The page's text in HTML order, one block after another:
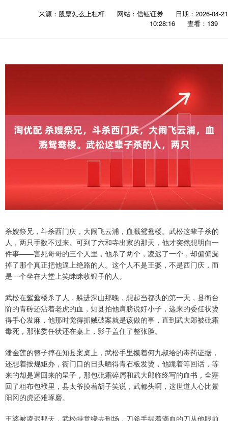
来源：股票怎么上杠杆 网站：信钰证券
日期：2026-04-21
10:28:16
查看：139
杀嫂祭兄，斗杀西门庆，大闹飞云浦，血溅鸳鸯楼。武松这辈子杀的
人，两只手数不过来。可到了六和寺出家的那天，他才突然想明白一
件事——害死哥哥的三个人里，他杀了两个，凌迟了一个，却偏偏漏
掉了那个真正把他逼上绝路的人。这个人不是王婆，不是西门庆，而
是一个坐在大堂上笑眯眯收银子的人。
武松在鸳鸯楼杀了人，躲进深山那晚，想起当都头的第一天，县衙台
阶的青砖还沾着老虎的血，知县拍他肩膀说好小子，递来的委任状烫
得手心发麻，他那时觉得抓贼破案就是该做的事，直到武大郎被砒霜
毒死，那张委任状还在桌上，影子盖住了整张脸。
潘金莲的簪子摔在知县案桌上，武松手里攥着何九叔给的毒药证据，
还想着按规矩办，衙门口的日头晒得青石板发烫，他跪着等回话，等
来的却是退回来的呈子，那包砒霜碎屑和武大郎临终写的血书，全塞
回了粗布包袱里，县太爷摸着胡子笑说，武都头啊，这世道人心比景
阳冈的虎还难琢磨。
王婆被凌迟那天，武松特意绕去刑场，刀斧手提着滴血的刀从他眼前